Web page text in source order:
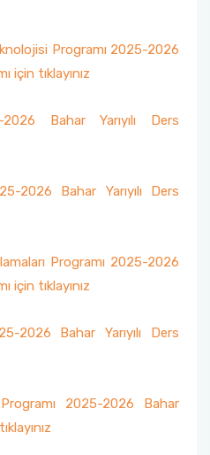
Programı 2025-2026
için tıklayınız
Bahar Yarıyılı Ders
2026 Bahar Yarıyılı Ders
Programı 2025-2026
için tıklayınız
2026 Bahar Yarıyılı Ders
2025-2026 Bahar